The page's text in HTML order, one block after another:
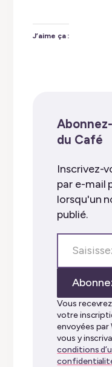
J’aime ça :
du Café
Inscrivez-
par e-mail
lorsqu'un
publié.
votre
adresse
mail…
Vous
votre
envoyées par
vous y
conditions